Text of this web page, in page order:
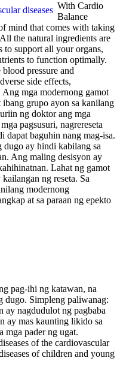
With Cardio
Balance
mind that comes with taking
the natural ingredients are
to support all your organs,
to function optimally.
pressure and
side effects,
mga modernong gamot
grupo ayon sa kanilang
ng doktor ang mga
pagsusuri, nagrereseta
dapat baguhin nang mag-isa.
dugo ay hindi kabilang sa
Ang maling desisyon ay
Lahat ng gamot
ng reseta. Sa
modernong
at sa paraan ng epekto
pag-ihi ng katawan, na
dugo. Simpleng paliwanag:
nagdudulot ng pagbaba
ay mas kaunting likido sa
mga pader ng ugat.
of the cardiovascular
of children and young